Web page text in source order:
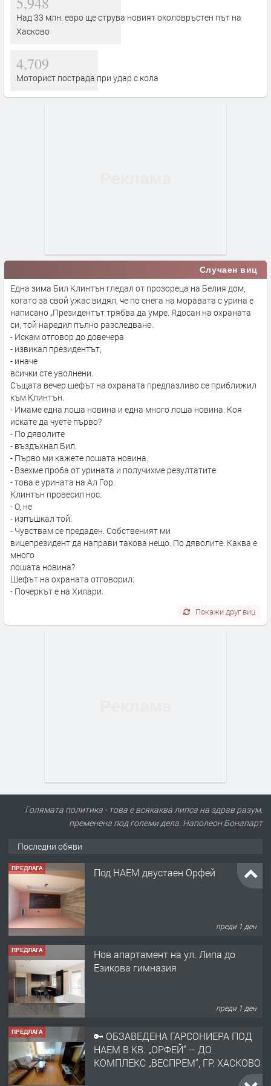
Над 33 млн. евро ще струва новият околовръстен път на
Хасково
4,709
Моторист пострада при удар с кола
Случаен виц
Една зима Бил Клинтън гледал от прозореца на Белия дом,
когато за свой ужас видял, че по снега на моравата с урина е
написано „Президентът трябва да умре. Ядосан на охраната
си, той наредил пълно разследване.
- Искам отговор до довечера
- извикал президентът,
- иначе
всички сте уволнени.
Същата вечер шефът на охраната предпазливо се приближил
към Клинтън.
- Имаме една лоша новина и една много лоша новина. Коя
искате да чуете първо?
- По дяволите
- въздъхнал Бил.
- Първо ми кажете лошата новина.
- Взехме проба от урината и получихме резултатите
- това е урината на Ал Гор.
Клинтън провесил нос.
- О, не
- изпъшкал той.
- Чувствам се предаден. Собственият ми
вицепрезидент да направи такова нещо. По дяволите. Каква е
много
лошата новина?
Шефът на охраната отговорил:
- Почеркът е на Хилари.
Покажи друг виц
Голямата политика - това е всякаква липса на здрав разум,
пременена под големи дела. Наполеон Бонапарт
Последни обяви
ПРЕДЛАГА Под НАЕМ двустаен Орфей
преди 1 ден
ПРЕДЛАГА
Нов апартамент на ул. Липа до
Езикова гимназия
преди 1 ден
ПРЕДЛАГА
🔑 ОБЗАВЕДЕНА ГАРСОНИЕРА ПОД
НАЕМ В КВ. „ОРФЕЙ“ – ДО
КОМПЛЕКС „ВЕСПРЕМ“, ГР. ХАСКОВО